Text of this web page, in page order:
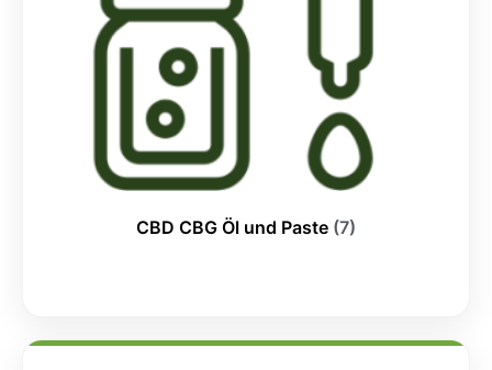
CBD CBG Öl und Paste (7)